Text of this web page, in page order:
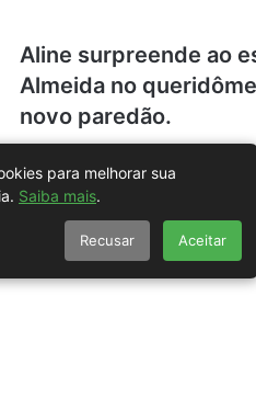
Aline surpreende ao
Almeida no
novo paredão.
para melhorar sua
Saiba mais
Recusar Aceitar